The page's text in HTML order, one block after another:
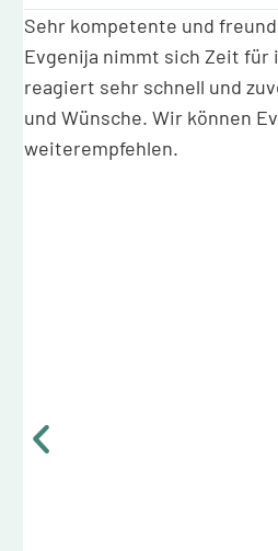
Sehr kompetente und
Evgenija nimmt sich Zeit für
reagiert sehr schnell und
und Wünsche. Wir können
weiterempfehlen.